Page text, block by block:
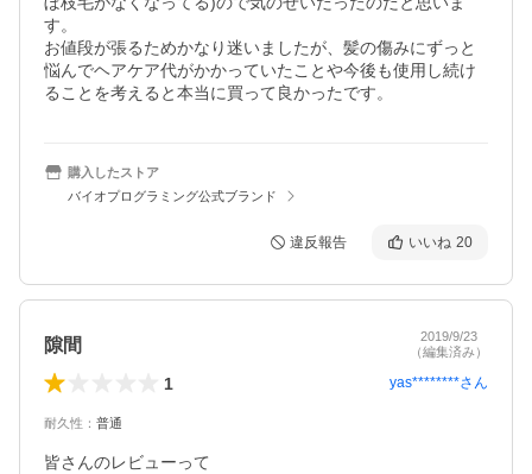
す。
お値段が張るためかなり迷いましたが、髪の傷みにずっと
悩んでヘアケア代がかかっていたことや今後も使用し続け
ることを考えると本当に買って良かったです。
購入したストア
バイオプログラミング公式ブランド
違反報告 いいね 20
隙間
2019/9/23
（編集済み）
1 yas********さん
耐久性 ： 普通
皆さんのレビューって